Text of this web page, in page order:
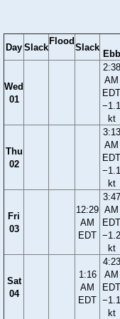
Day Slack
Flood
Slack
Ebb
Wed
01
2:38
AM
EDT
−1.1
kt
Thu
02
3:13
AM
EDT
−1.1
kt
Fri
03
12:29
AM
EDT
3:47
AM
EDT
−1.2
kt
Sat
04
1:16
AM
EDT
4:23
AM
EDT
−1.1
kt